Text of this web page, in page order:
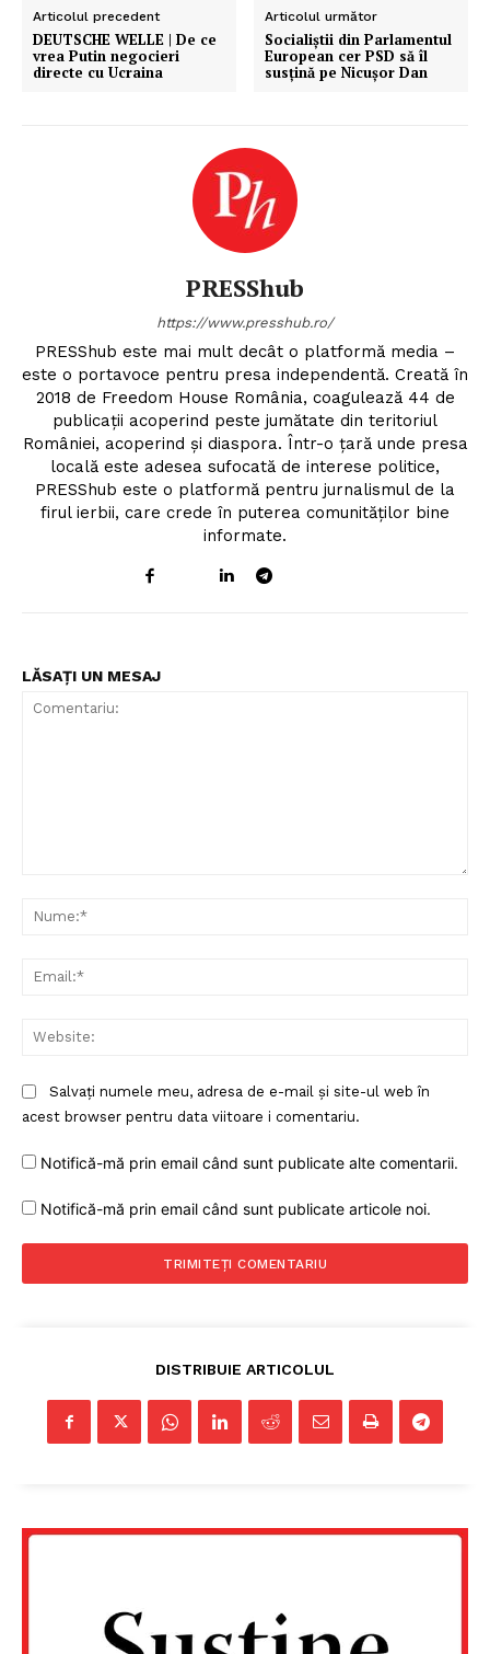
Articolul precedent
DEUTSCHE WELLE | De ce
vrea Putin negocieri
directe cu Ucraina
Articolul următor
Socialiștii din Parlamentul
European cer PSD să îl
susțină pe Nicușor Dan
PRESShub
https://www.presshub.ro/
PRESShub este mai mult decât o platformă media –
este o portavoce pentru presa independentă. Creată în
2018 de Freedom House România, coagulează 44 de
publicații acoperind peste jumătate din teritoriul
României, acoperind și diaspora. Într-o țară unde presa
locală este adesea sufocată de interese politice,
PRESShub este o platformă pentru jurnalismul de la
firul ierbii, care crede în puterea comunităților bine
informate.
LĂSAȚI UN MESAJ
Salvați numele meu, adresa de e-mail și site-ul web în
acest browser pentru data viitoare i comentariu.
Notifică-mă prin email când sunt publicate alte comentarii.
Notifică-mă prin email când sunt publicate articole noi.
DISTRIBUIE ARTICOLUL